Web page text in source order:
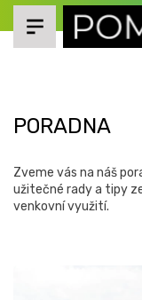
Přejít
PORADNA
Zveme vás na náš
užitečné rady a tipy
venkovní využití.